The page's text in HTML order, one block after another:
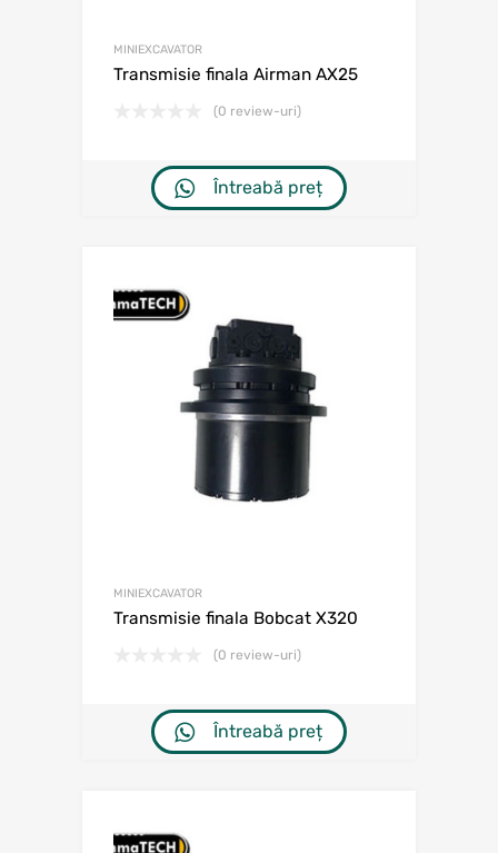
MINIEXCAVATOR
Transmisie finala Airman AX25
(0 review-uri)
Întreabă preț
MINIEXCAVATOR
Transmisie finala Bobcat X320
(0 review-uri)
Întreabă preț